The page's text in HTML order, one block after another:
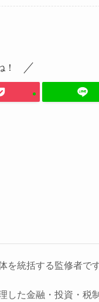
を統括する監修者です
した金融・投資・税